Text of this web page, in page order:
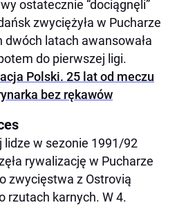
ostatecznie “dociągnęli”
zwyciężyła w Pucharze
dwóch latach awansowała
do pierwszej ligi.
Polski. 25 lat od meczu
bez rękawów
lidze w sezonie 1991/92
rywalizację w Pucharze
zwycięstwa z Ostrovią
rzutach karnych. W 4.